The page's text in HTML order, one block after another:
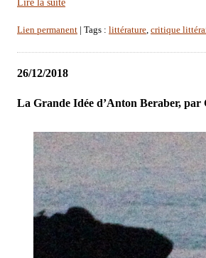
Lien permanent | Tags : littérature, critique
26/12/2018
La Grande Idée d’Anton Beraber, par